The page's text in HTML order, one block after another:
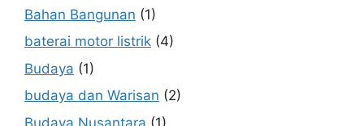
Bahan Bangunan (1)
baterai motor listrik (4)
Budaya (1)
budaya dan Warisan (2)
Budaya Nusantara (1)